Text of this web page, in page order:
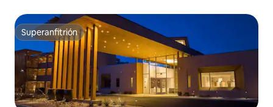
Superanfitrión
Superanfitrión